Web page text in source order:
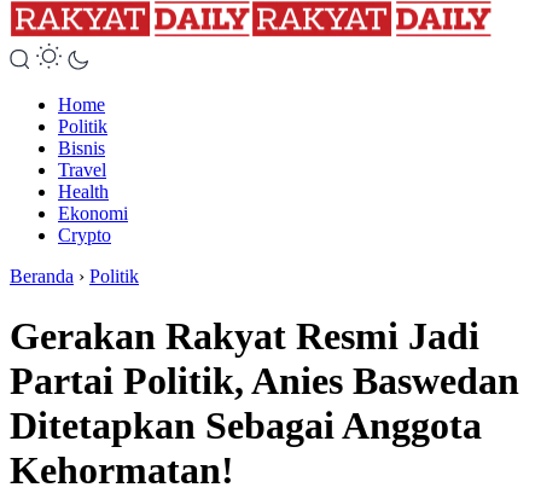
Home
Politik
Bisnis
Travel
Health
Ekonomi
Crypto
Beranda › Politik
Gerakan Rakyat Resmi Jadi
Partai Politik, Anies Baswedan
Ditetapkan Sebagai Anggota
Kehormatan!